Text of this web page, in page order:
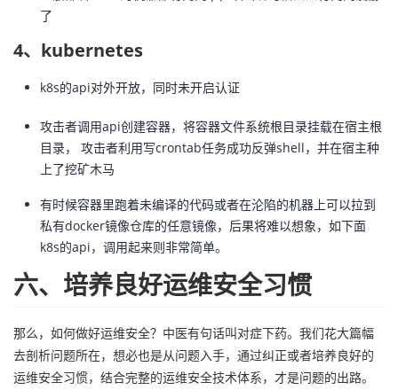
了
4、kubernetes
k8s的api对外开放，同时未开启认证
攻击者调用api创建容器，将容器文件系统根目录挂载在宿主根
目录， 攻击者利用写crontab任务成功反弹shell，并在宿主种
上了挖矿木马
有时候容器里跑着未编译的代码或者在沦陷的机器上可以拉到
私有docker镜像仓库的任意镜像，后果将难以想象，如下面
k8s的api，调用起来则非常简单。
六、培养良好运维安全习惯
那么，如何做好运维安全？中医有句话叫对症下药。我们花大篇幅
去剖析问题所在，想必也是从问题入手，通过纠正或者培养良好的
运维安全习惯，结合完整的运维安全技术体系，才是问题的出路。